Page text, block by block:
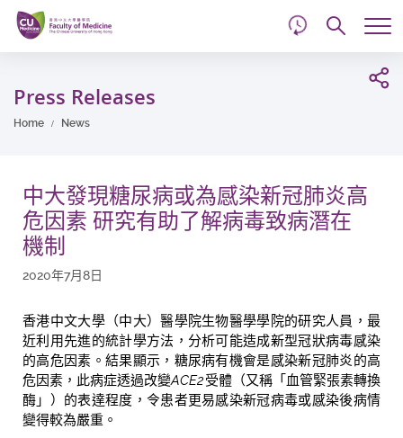
Skip
main
content
Press Releases
Home News
中大發現糖尿病或為感染新冠肺炎高
危因素 研究有助了解病毒致病潛在
機制
2020年7月8日
香港中文大學（中大）醫學院生物醫學學院的研究人員，最
近利用先進的統計學方法，分析可能造成新型冠狀病毒感染
的高危因素。結果顯示，糖尿病有機會是感染新冠肺炎的高
危因素，此病症透過改變ACE2受體（又稱「血管緊張素轉換
酶」）的表達程度，令患者更易感染新冠病毒或感染後病情
變得較為嚴重。